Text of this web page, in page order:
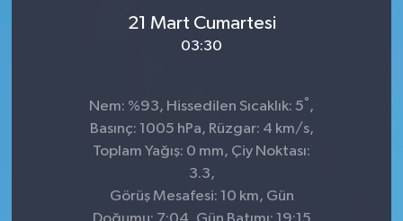
21 Mart Cumartesi
03:30
Nem: %93, Hissedilen Sıcaklık: 5° ,
Basınç: 1005 hPa, Rüzgar: 4 km/s,
Toplam Yağış: 0 mm, Çiy Noktası:
3.3,
Görüş Mesafesi: 10 km, Gün